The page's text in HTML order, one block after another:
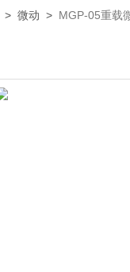
> 微动 > MGP-05重载